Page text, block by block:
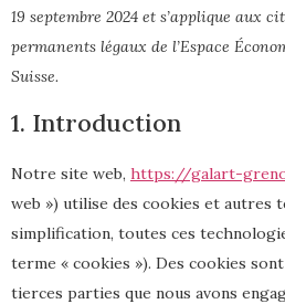
19 septembre 2024 et s’applique aux
permanents légaux de l’Espace
Suisse.
1. Introduction
Notre site web, https://galart-
web ») utilise des cookies et autres
simplification, toutes ces
terme « cookies »). Des cookies
tierces parties que nous avons